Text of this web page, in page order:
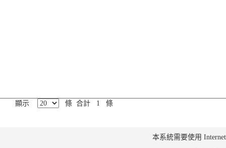
顯示 條 合計 1 條
本系統需要使用